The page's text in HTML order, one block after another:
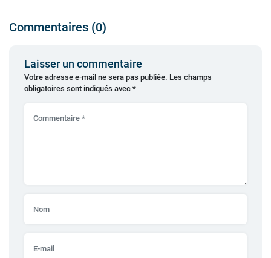
Commentaires (0)
Laisser un commentaire
Votre adresse e-mail ne sera pas publiée. Les champs
obligatoires sont indiqués avec *